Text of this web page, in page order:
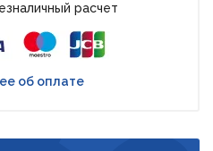
расчет
об оплате